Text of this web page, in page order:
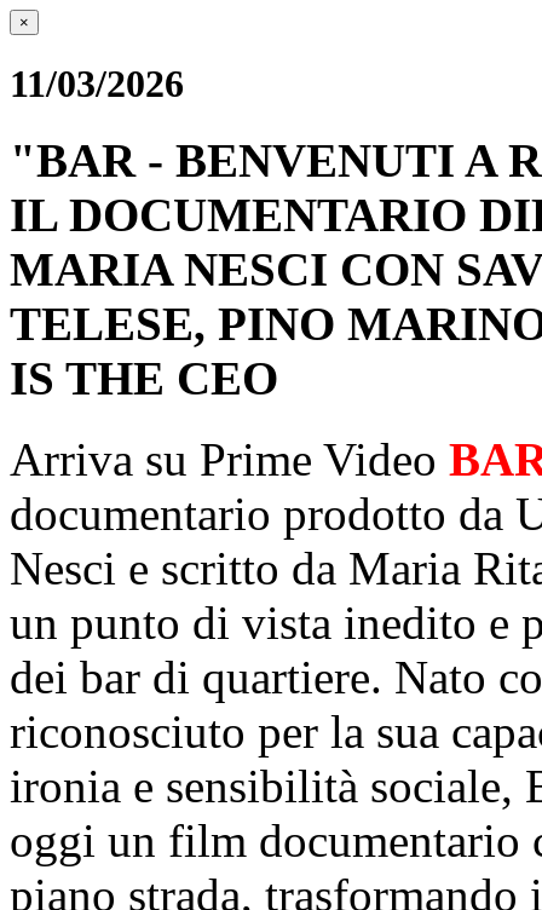
×
11/03/2026
"BAR - BENVENUTI A
IL DOCUMENTARIO
MARIA NESCI CON
TELESE, PINO
IS THE CEO
Arriva su Prime Video
documentario prodotto da
Nesci e scritto da Maria
un punto di vista inedito e
dei bar di quartiere. Nato
riconosciuto per la sua
ironia e sensibilità sociale,
oggi un film documentario
piano strada,